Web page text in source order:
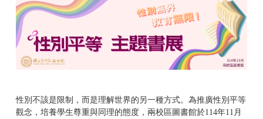
性別不該是限制，而是理解世界的另一種方式。為推廣性別平等
觀念，培養學生尊重與同理的態度，兩校區圖書館於114年11月